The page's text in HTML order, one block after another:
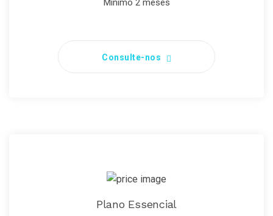
Mínimo 2 meses
Consulte-nos
Plano Essencial